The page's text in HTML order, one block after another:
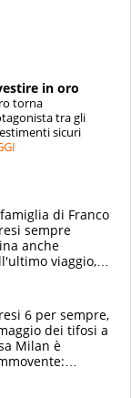
in oro
torna
tra gli
sicuri
di Franco
sempre
anche
viaggio,
dei tifosi
6 per sempre,
dei tifosi a
Milan è